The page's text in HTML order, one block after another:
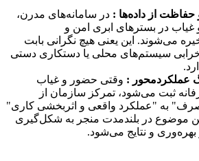
حفاظت از داده‌ها : در سامانه‌های مدرن،
در بسترهای ابری امن و
می‌شوند. این یعنی هیچ نگرانی بابت
سیستم‌های محلی یا دستکاری دستی
عملکردمحور : وقتی حضور و غیاب
ثبت می‌شود، تمرکز سازمان از
به "عملکرد واقعی و اثربخشی کاری"
موضوع در بلندمدت منجر به شکل‌گیری
و نتایج می‌شود.